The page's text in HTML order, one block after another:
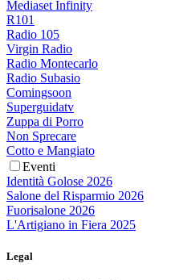
Mediaset Infinity
R101
Radio 105
Virgin Radio
Radio Montecarlo
Radio Subasio
Comingsoon
Superguidatv
Zuppa di Porro
Non Sprecare
Cotto e Mangiato
Eventi
Identità Golose 2026
Salone del Risparmio 2026
Fuorisalone 2026
L'Artigiano in Fiera 2025
Legal